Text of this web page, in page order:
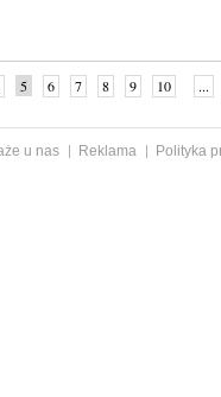
5 6 7 8 9 10 ...
u nas Reklama
Polityka